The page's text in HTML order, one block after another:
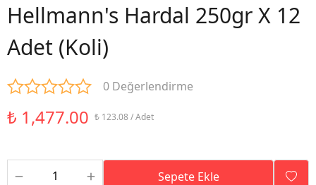
Hellmann's Hardal 250gr X 12
Adet (Koli)
0 Değerlendirme
₺ 1,477.00 ₺ 123.08 / Adet
Sepete Ekle